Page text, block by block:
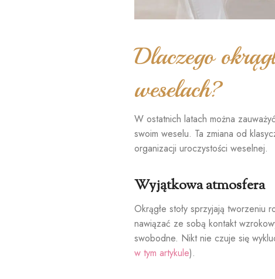
Dlaczego
weselach?
W ostatnich latach można
swoim weselu. Ta zmiana od
organizacji uroczystości weselnej.
Wyjątkowa atmosfera
Okrągłe stoły sprzyjają tworzeniu
nawiązać ze sobą kontakt
swobodne. Nikt nie czuje się
w tym artykule).